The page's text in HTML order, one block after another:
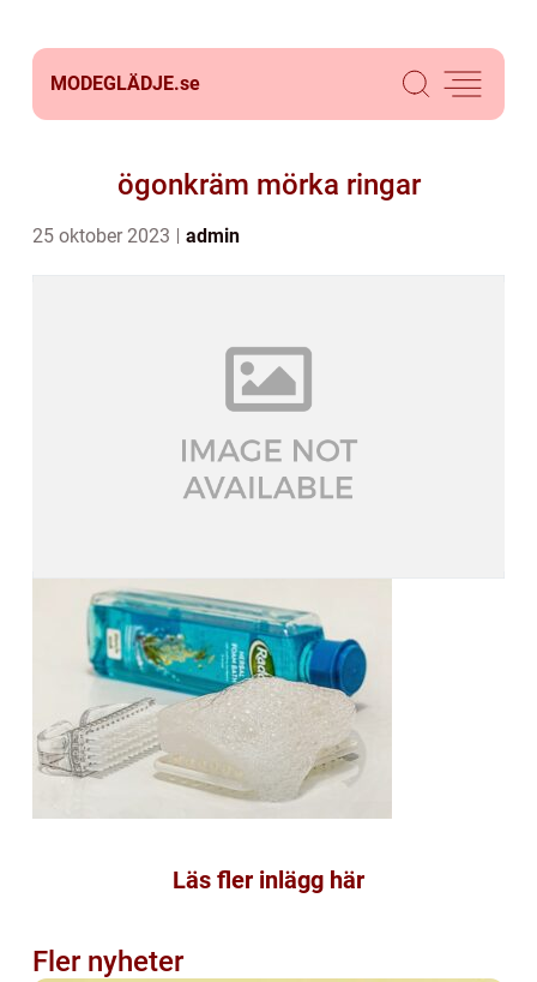
MODEGLÄDJE.se
ögonkräm mörka ringar
25 oktober 2023 admin
Läs fler inlägg här
Fler nyheter